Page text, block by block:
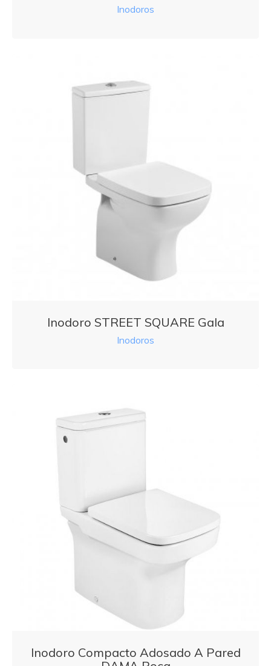
Inodoros
Inodoro STREET SQUARE Gala
Inodoros
Inodoro Compacto Adosado A Pared